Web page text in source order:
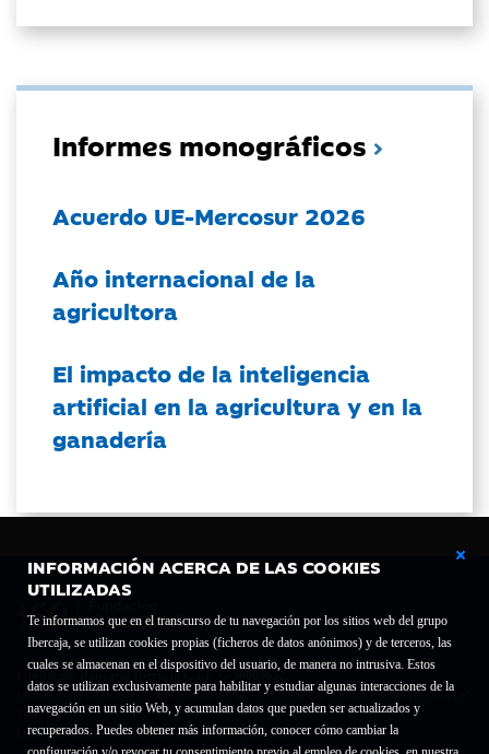
INFORMACIÓN ACERCA DE LAS COOKIES
UTILIZADAS
Te informamos que en el transcurso de tu navegación por los sitios web del grupo
Ibercaja, se utilizan cookies propias (ficheros de datos anónimos) y de terceros, las
cuales se almacenan en el dispositivo del usuario, de manera no intrusiva. Estos
datos se utilizan exclusivamente para habilitar y estudiar algunas interacciones de la
navegación en un sitio Web, y acumulan datos que pueden ser actualizados y
recuperados. Puedes obtener más información, conocer cómo cambiar la
Informes monográficos
Acuerdo UE-Mercosur 2026
Año internacional de la
agricultora
El impacto de la inteligencia
artificial en la agricultura y en la
ganadería
Fundación Bancaria Ibercaja C.I.F. G-50000652.
Inscrita en el Registro de Fundaciones del Mº de Educación, Cultura y Deporte con el nº
1689.
Domicilio social: Joaquín Costa, 13. 50001 Zaragoza.